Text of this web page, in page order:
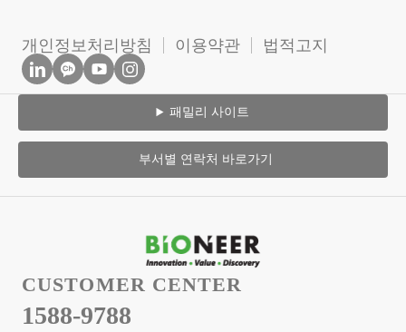
개인정보처리방침 이용약관 법적고지
패밀리 사이트
부서별 연락처 바로가기
CUSTOMER CENTER
1588-9788